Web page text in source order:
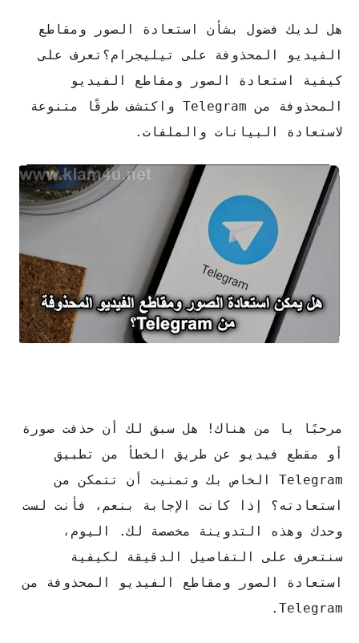
هل لديك فضول بشأن استعادة الصور ومقاطع
الفيديو المحذوفة على تيليجرام؟ تعرف على
كيفية استعادة الصور ومقاطع الفيديو
المحذوفة من Telegram واكتشف طرقًا متنوعة
لاستعادة البيانات والملفات.
مرحبًا يا من هناك!
هل سبق لك أن حذفت صورة
أو مقطع فيديو عن طريق الخطأ من تطبيق
Telegram الخاص بك وتمنيت أن تتمكن من
استعادته؟
إذا كانت الإجابة بنعم، فأنت لست
وحدك وهذه التدوينة مخصصة لك.
اليوم،
سنتعرف على التفاصيل الدقيقة لكيفية
استعادة الصور ومقاطع الفيديو المحذوفة من
Telegram.